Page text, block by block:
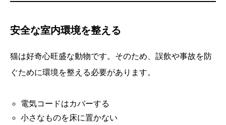
安全な室内環境を整える
猫は好奇心旺盛な動物です。そのため、誤飲や事故を防
ぐために環境を整える必要があります。
電気コードはカバーする
小さなものを床に置かない